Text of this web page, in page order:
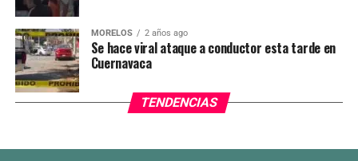
MORELOS 2 años ago
Se hace viral ataque a conductor esta tarde en
Cuernavaca
TENDENCIAS